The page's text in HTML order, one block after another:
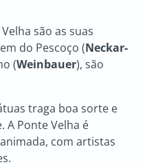
são as suas
do Pescoço (Neckar-
(Weinbauer), são
traga boa sorte e
A Ponte Velha é
com artistas